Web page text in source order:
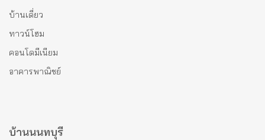
บ้านเดี่ยว
ทาวน์โฮม
คอนโดมีเนียม
อาคารพาณิชย์
บ้านนนทบุรี